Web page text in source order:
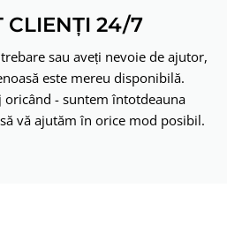
CLIENȚI 24/7
sau aveți nevoie de ajutor,
este mereu disponibilă.
oricând - suntem întotdeauna
vă ajutăm în orice mod posibil.